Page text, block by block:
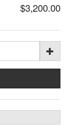
$3,200.00